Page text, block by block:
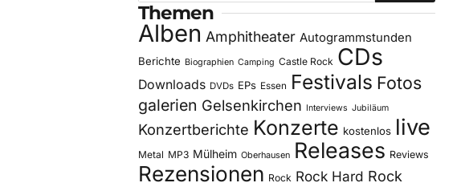
Themen
Alben Amphitheater Autogrammstunden
Berichte Biographien Camping Castle Rock CDs
Downloads DVDs EPs Essen Festivals Fotos
galerien Gelsenkirchen Interviews Jubiläum
Konzertberichte Konzerte kostenlos live
Metal MP3 Mülheim Oberhausen Releases Reviews
Rezensionen Rock Rock Hard Rock